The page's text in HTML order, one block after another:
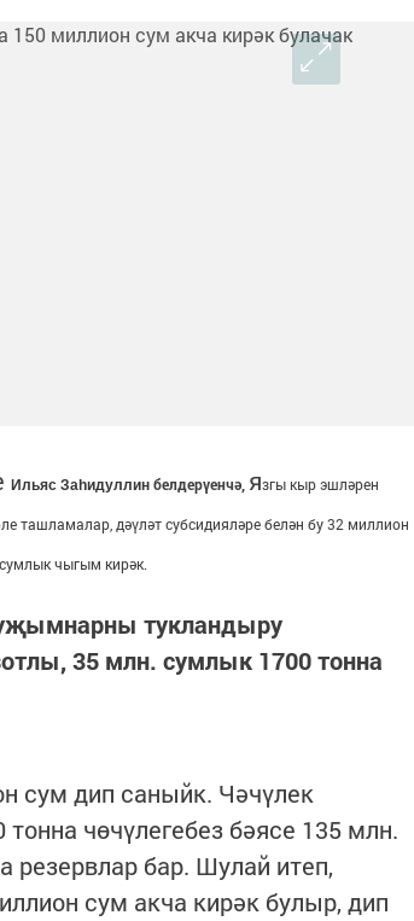
Ильяс Заһидуллин белдерүенчә, язгы кыр эшләрен
ташламалар, дәүләт субсидияләре белән бу 32 миллион
чыгым кирәк.
тукландыру
35 млн. сумлык 1700 тонна
сум дип саныйк. Чәчүлек
тонна чөчүлегебез бәясе 135 млн.
резервлар бар. Шулай итеп,
сум акча кирәк булыр, дип